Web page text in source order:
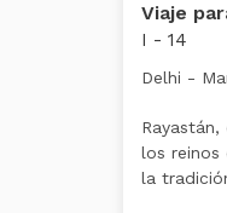
Viaje
I - 14
Delhi -
los reinos
la